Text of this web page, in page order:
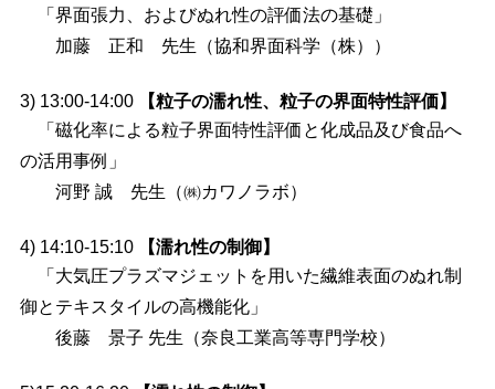
「界面張力、およびぬれ性の評価法の基礎」
加藤 正和 先生（協和界面科学（株））
3) 13:00-14:00
【粒子の濡れ性、粒子の界面特性評価】
「磁化率による粒子界面特性評価と化成品及び食品へ
の活用事例」
河野 誠 先生（㈱カワノラボ）
4) 14:10-15:10
【濡れ性の制御】
「大気圧プラズマジェットを用いた繊維表面のぬれ制
御とテキスタイルの高機能化」
後藤 景子 先生（奈良工業高等専門学校）